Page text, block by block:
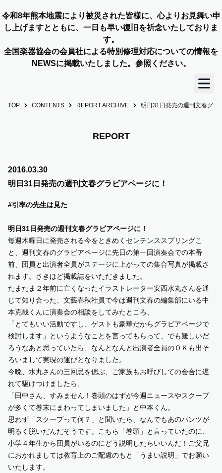
令和8年熊本地震により被災された皆様に、心よりお見舞い申
し上げますとともに、一日も早い復旧を祈念いたしておりま
す。
全国楽器協会の会員社による特別修理対応についての情報を
NEWSに掲載いたしました。参照ください。
TOP
OUR STORY
SUPPORT US
COMMUNITY
CONTENTS
EN
TOP CONTENTS REPORT ARCHIVE 明日31日発売の週刊文春グラ
REPORT
2016.03.30
明日31日発売の週刊文春グラビアページに！
#引率の先生は見た
明日31日発売の週刊文春グラビアページに！
毎週木曜日に発売される今をときめくセンテンススプリングこ
と、週刊文春のグラビアページに先日の第一回演奏会での本番
前、団員と出演者全員がステージに上がっての集合写真が掲載さ
れます。さきほど掲載誌をいただきました。
たまたま２年前に亡くなったイラストレーター安西水丸さんを通
じて知り合った、文藝春秋社員で今は週刊文春の編集部にいる中
本克哉くんに演奏会の相談をしてみたところ、
「とてもいい活動ですし、ゲストも豪華だからグラビアページで
検討します」というようなことを言ってもらって、でも難しいだ
ろうなあと思っていたら、なんとなんと出演者全員のＯＫも出そ
ろいまして実現の運びとなりました。
今晩、水丸さんの三回忌を偲ぶ、ご家族もお呼びしての会合に遅
れて駆けつけましたら、
「田中さん、すみません！巻頭のはずが今週ニュースやスクープ
が多くて巻末にまわってしまいました」と中本くん。
思わず「スクープって何？」と聞いたら、なんでもあのパンツが
明るく脱いだんだそうです。こちら「巻頭」と言っていたのに、
小学４年生から団員がいるのにどう説明したらいいんだ！ご父兄
におかれましては教育上のご配慮のもと「うまい説明」でお願い
いたします。